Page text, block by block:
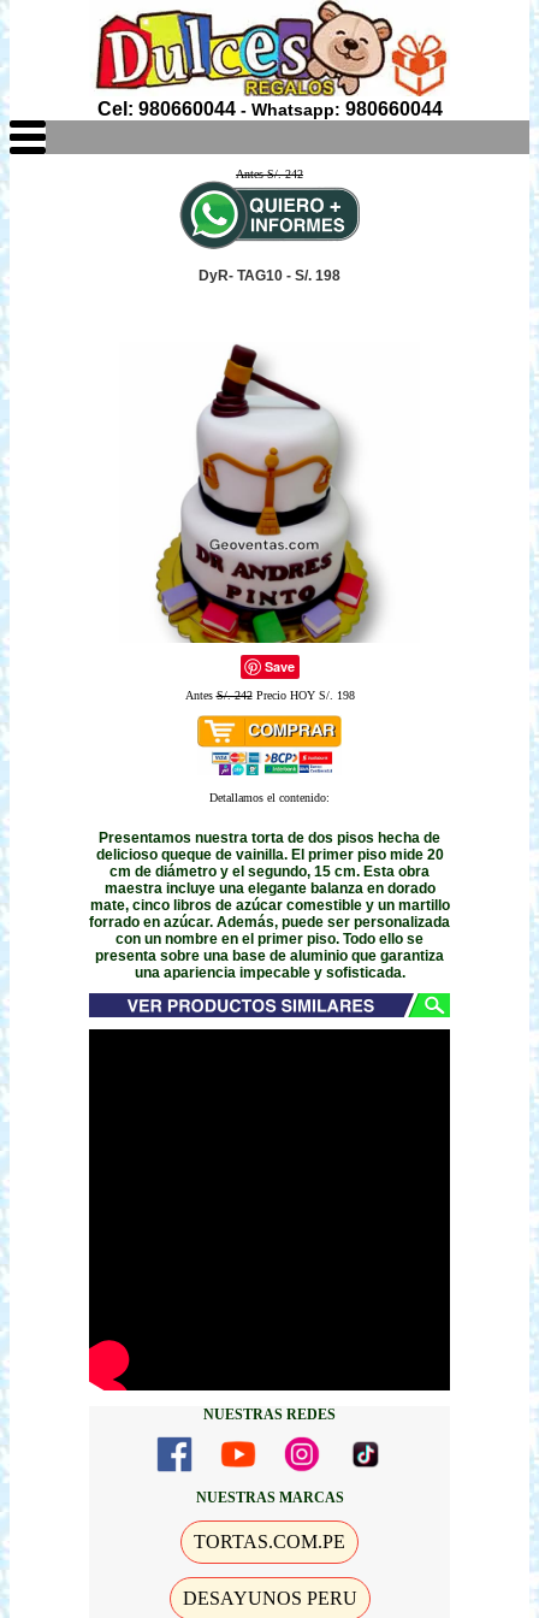
Cel: 980660044- Whatsapp: 980660044
Antes S/. 242
DyR- TAG10 - S/. 198
Save
AntesS/. 242Precio HOY S/. 198
Detallamos el contenido:
Presentamos nuestra torta de dos pisos hecha de
delicioso queque de vainilla. El primer piso mide 20
cm de diámetro y el segundo, 15 cm. Esta obra
maestra incluye una elegante balanza en dorado
mate, cinco libros de azúcar comestible y un martillo
forrado en azúcar. Además, puede ser personalizada
con un nombre en el primer piso. Todo ello se
presenta sobre una base de aluminio que garantiza
una apariencia impecable y sofisticada.
NUESTRAS REDES
NUESTRAS MARCAS
TORTAS.COM.PE
DESAYUNOS PERU